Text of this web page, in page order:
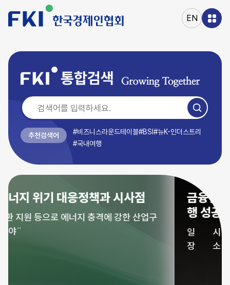
바로가기
주메뉴
EN
추천검색어 #비즈니스라운드테이블#BSI #뉴K-인더스트리
#국내여행
금융질서 대전환과 K-스테이블 코인 발
행 성공 방정식
일 시 : 2026년 08월 21일 (금)